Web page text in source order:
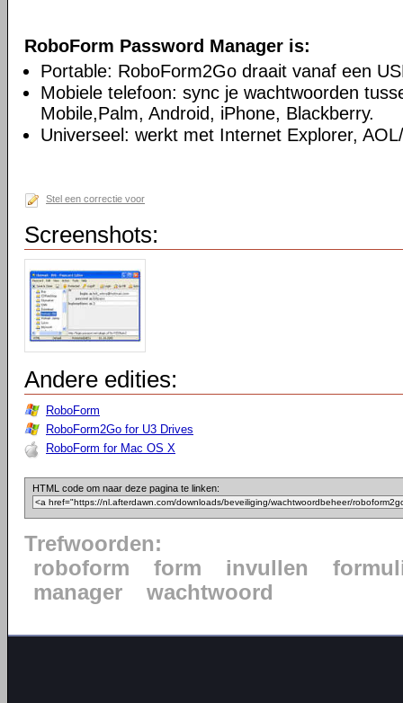
RoboForm Password Manager is:
Portable: RoboForm2Go draait vanaf een
Mobiele telefoon: sync je wachtwoorden
Mobile,Palm, Android, iPhone, Blackberry.
Universeel: werkt met Internet Explorer,
Stel een correctie voor
Screenshots:
Andere edities:
RoboForm
RoboForm2Go for U3 Drives
RoboForm for Mac OS X
HTML code om naar deze pagina te linken:
Trefwoorden:
roboform
form invullen
manager
wachtwoord